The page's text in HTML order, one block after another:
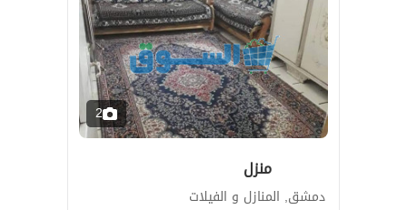
2
منزل
دمشق, المنازل و الفيلات